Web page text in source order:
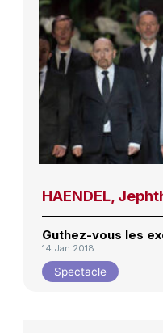
HAENDEL,
Guthez-vous les
14 Jan 2018
Spectacle